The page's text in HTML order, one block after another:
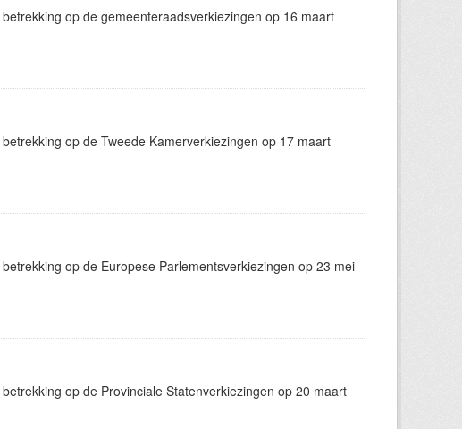
op de gemeenteraadsverkiezingen op 16 maart
op de Tweede Kamerverkiezingen op 17 maart
op de Europese Parlementsverkiezingen op 23 mei
op de Provinciale Statenverkiezingen op 20 maart